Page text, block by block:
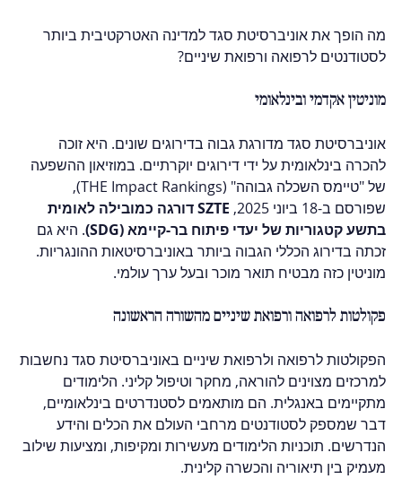
מה הופך את אוניברסיטת סגד למדינה האטרקטיבית ביותר
לסטודנטים לרפואה ורפואת שיניים?
מוניטין אקדמי ובינלאומי
אוניברסיטת סגד מדורגת גבוה בדירוגים שונים. היא זוכה
להכרה בינלאומית על ידי דירוגים יוקרתיים. במוזיאון ההשפעה
של "טיימס השכלה גבוהה" (THE Impact Rankings),
שפורסם ב-18 ביוני 2025,
SZTE דורגה כמובילה לאומית
בתשע קטגוריות של יעדי פיתוח בר-קיימא (SDG)
. היא גם
זכתה בדירוג הכללי הגבוה ביותר באוניברסיטאות ההונגריות.
מוניטין כזה מבטיח תואר מוכר ובעל ערך עולמי.
פקולטות לרפואה ורפואת שיניים מהשורה הראשונה
הפקולטות לרפואה ולרפואת שיניים באוניברסיטת סגד נחשבות
למרכזים מצוינים להוראה, מחקר וטיפול קליני. הלימודים
מתקיימים באנגלית. הם מותאמים לסטנדרטים בינלאומיים,
דבר שמספק לסטודנטים מרחבי העולם את הכלים והידע
הנדרשים. תוכניות הלימודים מעשירות ומקיפות, ומציעות שילוב
מעמיק בין תיאוריה והכשרה קלינית.